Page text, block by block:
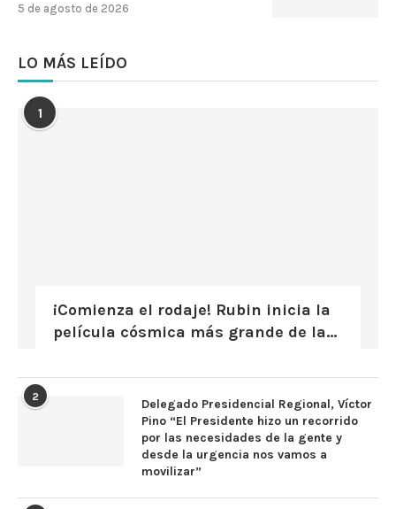
5 de agosto de 2026
LO MÁS LEÍDO
1
¡Comienza el rodaje! Rubin inicia la
película cósmica más grande de la...
2
Delegado Presidencial Regional, Víctor
Pino “El Presidente hizo un recorrido
por las necesidades de la gente y
desde la urgencia nos vamos a
movilizar”